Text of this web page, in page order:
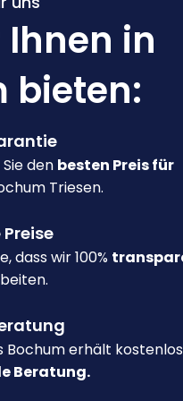
in
bieten:
den besten Preis für
Triesen.
dass wir 100%
Bochum erhält kostenlos
Beratung.